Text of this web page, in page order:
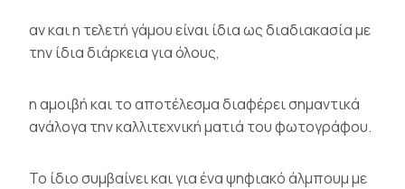
αν και η τελετή γάμου είναι ίδια ως διαδιακασία με
την ίδια διάρκεια για όλους,
η αμοιβή και το αποτέλεσμα διαφέρει σημαντικά
ανάλογα την καλλιτεχνική ματιά του φωτογράφου.
Το ίδιο συμβαίνει και για ένα ψηφιακό άλμπουμ με